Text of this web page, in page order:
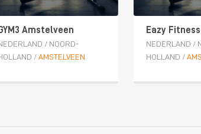
Amstelveen
/ NOORD-
/ AMSTELVEEN
Eazy
NEDERLAND /
HOLLAND /